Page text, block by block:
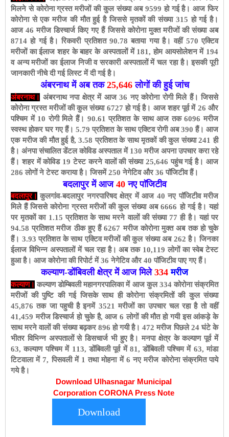
मिलने से कोरोना ग्रस्त मरीजों की कुल संख्या अब 9599 हो गई है। आज फिर
कोरोना से एक मरीज की मौत हुई है जिससे मृतकों की संख्या 315 हो गई है।
आज 46 मरीज डिस्चार्ज किए गए हैं जिससे कोरोना मुक्त मरीजों की संख्या अब
8714 हो गई है। रिकवरी प्रतिशत 90.78 बताया गया है। वहीं 570 एक्टिव
मरीजों का ईलाज शहर के बाहर के अस्पतालों में 181, होम आयसोलेशन में 194
व अन्य मरीजों का ईलाज निजी व सरकारी अस्पतालों में चल रहा है। इसकी पूरी
जानकारी नीचे दी गई लिस्ट में दी गई है।
अंबरनाथ में अब तक25,646लोगों की हुई जांच
अंबरनाथ। अंबरनाथ नपा क्षेत्र में आज 36 नए कोरोना रोगी मिले हैं। जिससे
कोरोना ग्रस्त मरीजों की कुल संख्या 6727 हो गई है। आज शहर पूर्व में 26 और
पश्चिम में 10 रोगी मिले हैं। 90.61 प्रतिशत के साथ आज तक 6096 मरीज
स्वस्थ होकर घर गए हैं। 5.79 प्रतिशत के साथ एक्टिव रोगी अब 390 हैं। आज
एक मरीज की मौत हुई है, 3.58 प्रतिशत के साथ मृतकों की कुल संख्या 241 ही
है। अंनपा संचालित डेंटल कोविड अस्पताल में 130 मरीज अपना उपचार करा रहे
हैं। शहर में कोविड 19 टेस्ट करने वालों की संख्या 25,646 पहुंच गई है। आज
286 लोगों ने टेस्ट कराया है। जिसमें 250 नेगेटिव और 36 पॉजिटीव हैं।
बदलापुर में आज 40 नए पाॅजिटीव
बदलापुर। कुलगांव-बदलापुर नगरपारिषद क्षेत्र में आज 40 नए पॉजिटीव मरीज
मिले हैं जिससे कोरोना ग्रस्त मरीजों की कुल संख्या अब 6666 हो गई है। यहां
पर मृतकों का 1.15 प्रतिशत के साथ मरने वालों की संख्या 77 ही है। यहां पर
94.58 प्रतिशत मरीज ठीक हुए हैं 6267 मरीज कोरोना मुक्त अब तक हो चुके
हैं। 3.93 प्रतिशत के साथ एक्टिव मरीजों की कुल संख्या अब 262 है। जिनका
ईलाज विभिन्न अस्पतालों में चल रहा है। अब तक 10,119 लोगों का स्वेब टेस्ट
हुआ है। आज कोरोना की रिपोर्ट में 36 नेगेटिव और 40 पॉजिटीव पाए गए हैं।
कल्याण-डोंबिवली क्षेत्र में आज मिले 334 मरीज
कल्याण। कल्याण डोम्बिवली महानगरपालिका में आज कुल 334 कोरोना संक्रमित
मरीजों की पुष्टि की गई जिसके साथ ही कोरोना संक्रमितों की कुल संख्या
45,876 तक जा पहुची है इनमें 3521 मरीजों का उपचार चल रहा है तो वहीं
41,459 मरीज डिस्चार्ज हो चुके है, आज 6 लोगों की मौत हो गयी इस आंकड़े के
साथ मरने वालों की संख्या बढ़कर 896 हो गयी है। 472 मरीज पिछले 24 घंटे के
भीतर विभिन्न अस्पतालों से डिसचार्ज भी हुए है। मनपा क्षेत्र के कल्याण पूर्व में
63, कल्याण पश्चिम में 113, डोंबिवली पूर्व में 81, डोंबिवली पश्चिम में 63, मांडा
टिटवाला में 7, पिसवली में 1 तथा मोहना में 6 नए मरीज कोरोना संक्रमित पाये
गये है।
Download Ulhasnagar Municipal
Corporation CORONA Press Note
Download